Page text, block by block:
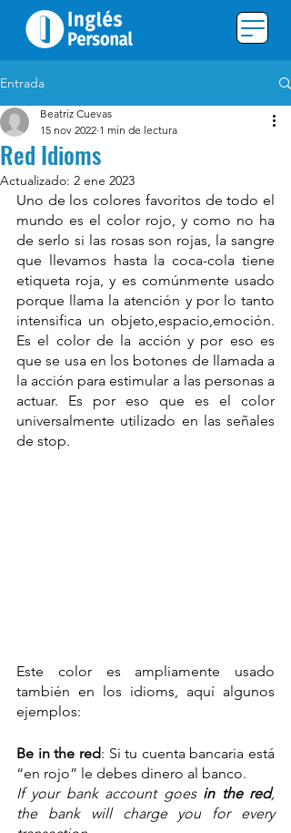
Entrada
Red Idioms
Beatriz Cuevas
15 nov 2022 1 min de lectura
Actualizado: 2 ene 2023
Uno de los colores favoritos de todo el
mundo es el color rojo, y como no ha
de serlo si las rosas son rojas, la sangre
que llevamos hasta la coca-cola tiene
etiqueta roja, y es comúnmente usado
porque llama la atención y por lo tanto
intensifica un objeto,espacio,emoción.
Es el color de la acción y por eso es
que se usa en los botones de llamada a
la acción para estimular a las personas a
actuar. Es por eso que es el color
universalmente utilizado en las señales
de stop.
Este color es ampliamente usado
también en los idioms, aquí algunos
ejemplos:
Be in the red: Si tu cuenta bancaria está
“en rojo” le debes dinero al banco.
If your bank account goes in the red,
the bank will charge you for every